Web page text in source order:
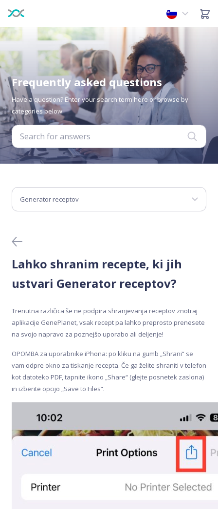
Frequently asked questions
Have a question? Enter your search term here or browse by
categories below.
Generator receptov
Medicinski testi DNA
Nakup in aktivacija
Odvzem vzorca
Pred nakupom
Rezultati
Testi DNA
Lahko shranim recepte, ki jih
ustvari Generator receptov?
Trenutna različica še ne podpira shranjevanja receptov znotraj
aplikacije GenePlanet, vsak recept pa lahko preprosto prenesete
na svojo napravo za poznejšo uporabo ali deljenje!
OPOMBA za uporabnike iPhona: po kliku na gumb „Shrani“ se
vam odpre okno za tiskanje recepta. Če ga želite shraniti v telefon
kot datoteko PDF, tapnite ikono „Share“ (glejte posnetek zaslona)
in izberite opcijo „Save to Files“.